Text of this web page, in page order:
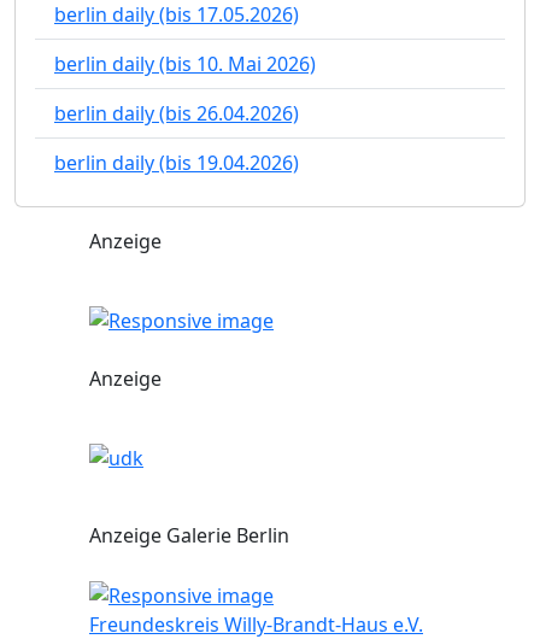
berlin daily (bis 17.05.2026)
berlin daily (bis 10. Mai 2026)
berlin daily (bis 26.04.2026)
berlin daily (bis 19.04.2026)
Anzeige
Anzeige
Anzeige Galerie Berlin
Freundeskreis Willy-Brandt-Haus e.V.